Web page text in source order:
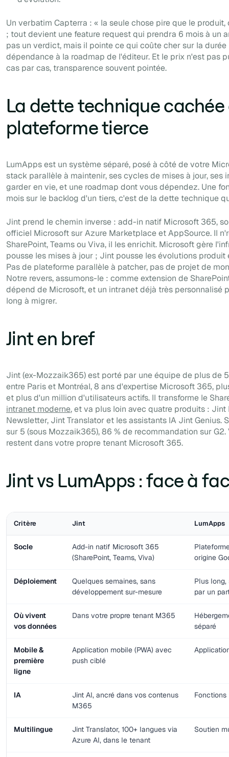
Un verbatim Capterra : « la seule chose pire que le
; tout devient une feature request qui prendra 6 mois à un
pas un verdict, mais il pointe ce qui coûte cher sur la durée
dépendance à la roadmap de l'éditeur. Et le prix n'est pas
cas par cas, transparence souvent pointée.
La dette technique cachée
plateforme tierce
LumApps est un système séparé, posé à côté de votre
stack parallèle à maintenir, ses cycles de mises à jour, ses
garder en vie, et une roadmap dont vous dépendez. Une
mois sur le backlog d'un tiers, c'est de la dette technique
Jint prend le chemin inverse : add-in natif Microsoft 365,
officiel Microsoft sur Azure Marketplace et AppSource. Il
SharePoint, Teams ou Viva, il les enrichit. Microsoft gère
pousse les mises à jour ; Jint pousse les évolutions produit
Pas de plateforme parallèle à patcher, pas de projet de
Notre revers, assumons-le : comme extension de
dépend de Microsoft, et un intranet déjà très personnalisé
long à migrer.
Jint en bref
Jint (ex-Mozzaik365) est porté par une équipe de plus de
entre Paris et Montréal, 8 ans d'expertise Microsoft 365,
et plus d'un million d'utilisateurs actifs. Il transforme le
intranet moderne, et va plus loin avec quatre produits :
Newsletter, Jint Translator et les assistants IA Jint Genius.
sur 5 (sous Mozzaik365), 86 % de recommandation sur G2.
restent dans votre propre tenant Microsoft 365.
Jint vs LumApps : face à
Critère Jint LumApps
Socle
Add-in natif Microsoft 365
(SharePoint, Teams, Viva)
origine
Déploiement
Quelques semaines, sans
développement sur-mesure
Plus
par un
Où vivent
vos données
Dans votre propre tenant M365
séparé
Mobile &
première
ligne
Application mobile (PWA) avec
push ciblé
IA
Jint AI, ancré dans vos contenus
M365
Fonctions
Multilingue
Jint Translator, 100+ langues via
Azure AI, dans le tenant
Soutien